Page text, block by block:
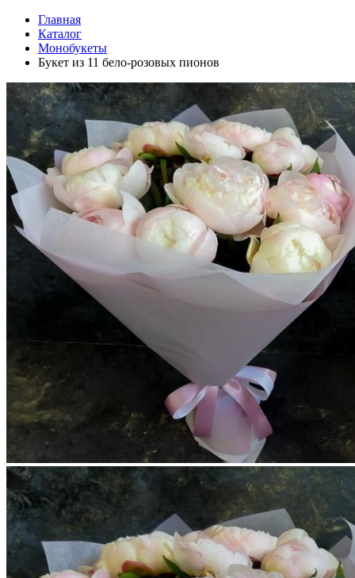
Главная
Каталог
Монобукеты
Букет из 11 бело-розовых пионов